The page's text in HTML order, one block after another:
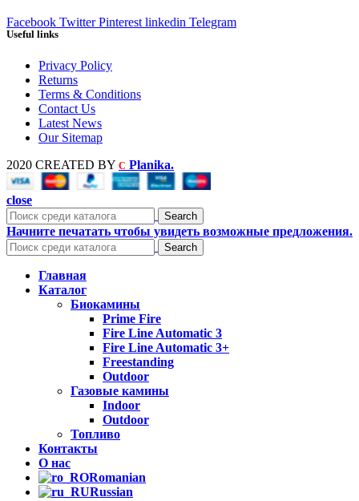
Facebook Twitter Pinterest linkedin Telegram
Useful links
Privacy Policy
Returns
Terms & Conditions
Contact Us
Latest News
Our Sitemap
2020 CREATED BY C Planika.
close
Search
Начните печатать чтобы увидеть возможные предложения.
Search
Главная
Каталог
Биокамины
Prime Fire
Fire Line Automatic 3
Fire Line Automatic 3+
Freestanding
Outdoor
Газовые камины
Indoor
Outdoor
Топливо
Контакты
О нас
Romanian
Russian